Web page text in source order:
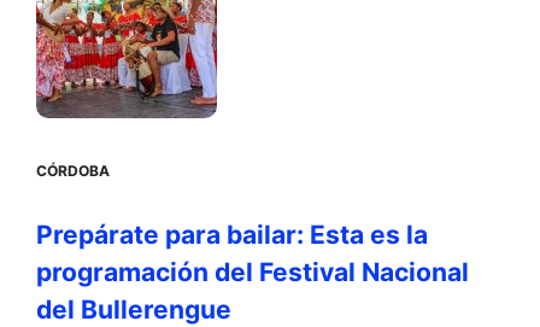
CÓRDOBA
Prepárate para bailar: Esta es la
programación del Festival Nacional
del Bullerengue